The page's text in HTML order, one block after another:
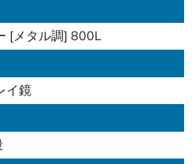
[メタル調] 800L
イ鏡